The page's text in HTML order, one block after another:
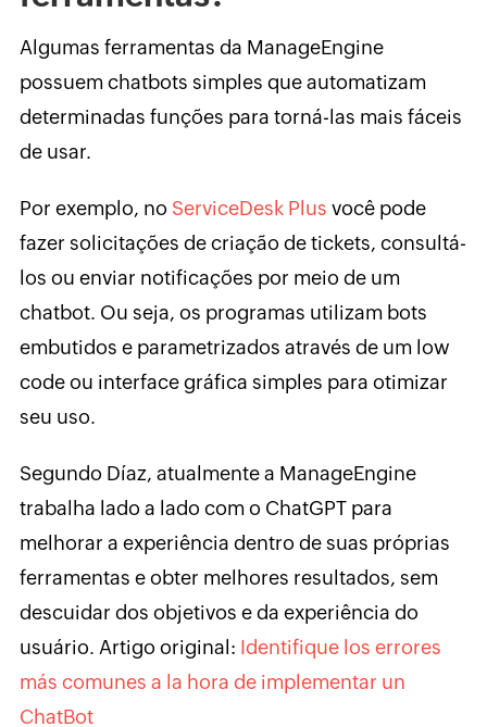
Algumas ferramentas da ManageEngine
possuem chatbots simples que automatizam
determinadas funções para torná-las mais fáceis
de usar.
Por exemplo, no ServiceDesk Plus você pode
fazer solicitações de criação de tickets, consultá-
los ou enviar notificações por meio de um
chatbot. Ou seja, os programas utilizam bots
embutidos e parametrizados através de um low
code ou interface gráfica simples para otimizar
seu uso.
Segundo Díaz, atualmente a ManageEngine
trabalha lado a lado com o ChatGPT para
melhorar a experiência dentro de suas próprias
ferramentas e obter melhores resultados, sem
descuidar dos objetivos e da experiência do
usuário. Artigo original: Identifique los errores
más comunes a la hora de implementar un
ChatBot